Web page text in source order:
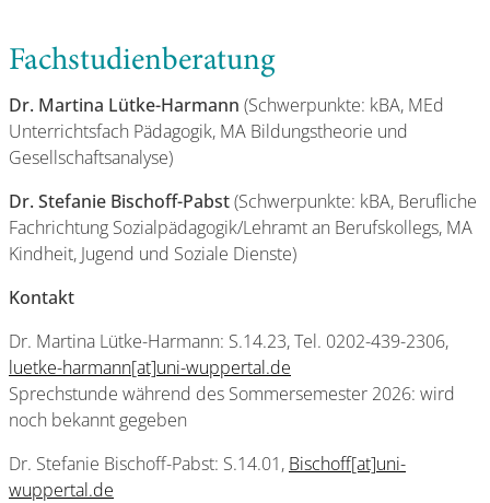
Fachstudienberatung
Dr. Martina Lütke-Harmann (Schwerpunkte: kBA, MEd
Unterrichtsfach Pädagogik, MA Bildungstheorie und
Gesellschaftsanalyse)
Dr. Stefanie Bischoff-Pabst(Schwerpunkte: kBA, Berufliche
Fachrichtung Sozialpädagogik/Lehramt an Berufskollegs, MA
Kindheit, Jugend und Soziale Dienste)
Kontakt
Dr. Martina Lütke-Harmann: S.14.23, Tel. 0202-439-2306,
luetke-harmann[at]uni-wuppertal.de
Sprechstunde während des Sommersemester 2026: wird
noch bekannt gegeben
Dr. Stefanie Bischoff-Pabst: S.14.01, Bischoff[at]uni-
wuppertal.de